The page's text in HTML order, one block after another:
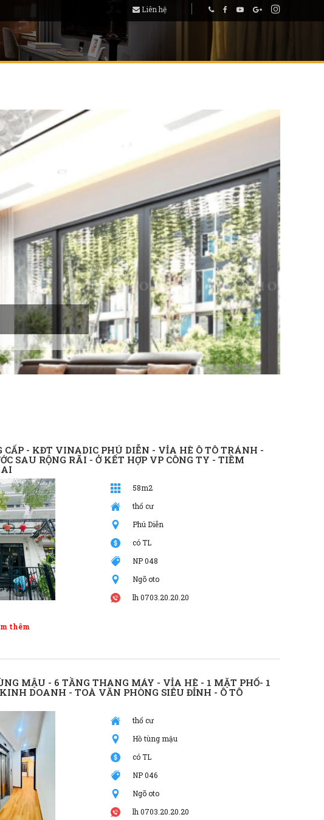
Liên hệ
CẤP - KĐT VINADIC PHÚ DIỄN - VỈA HÈ Ô TÔ TRÁNH -
SAU RỘNG RÃI - Ở KẾT HỢP VP CÔNG TY - TIỀM
thêm
58m2
thổ cư
Phú Diễn
có TL
NP 048
Ngõ oto
lh 0703.20.20.20
MẬU - 6 TẦNG THANG MÁY - VỈA HÈ - 1 MẶT PHỐ- 1
DOANH - TOÀ VĂN PHÒNG SIÊU ĐỈNH - Ô TÔ
thổ cư
Hồ tùng mậu
có TL
NP 046
Ngõ oto
lh 0703.20.20.20